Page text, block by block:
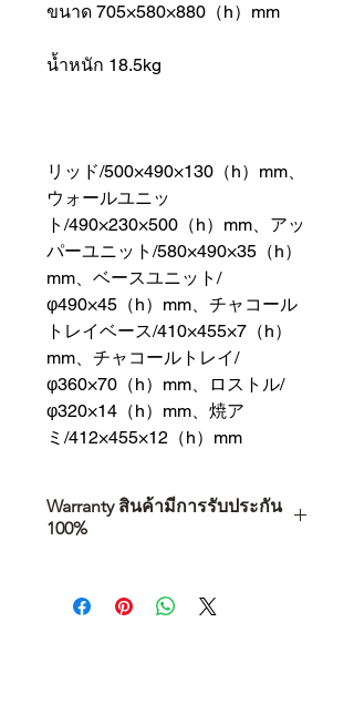
ขนาด 705×580×880（h）mm
น้ำหนัก 18.5kg
リッド/500×490×130（h）mm、
ウォールユニッ
ト/490×230×500（h）mm、アッ
パーユニット/580×490×35（h）
mm、ベースユニット/
φ490×45（h）mm、チャコール
トレイベース/410×455×7（h）
mm、チャコールトレイ/
φ360×70（h）mm、ロストル/
φ320×14（h）mm、焼ア
ミ/412×455×12（h）mm
Warranty สินค้ามีการรับประกัน
100%
คุณตัดสินใจซื้อ แต่รวมไปถึง
“ประสบการณ์หลังการใช้งาน” ใน